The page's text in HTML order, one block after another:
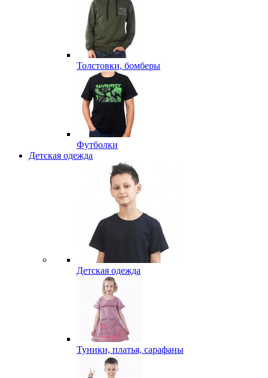
Толстовки, бомберы
Футболки
Детская одежда
Детская одежда
Туники, платья, сарафаны